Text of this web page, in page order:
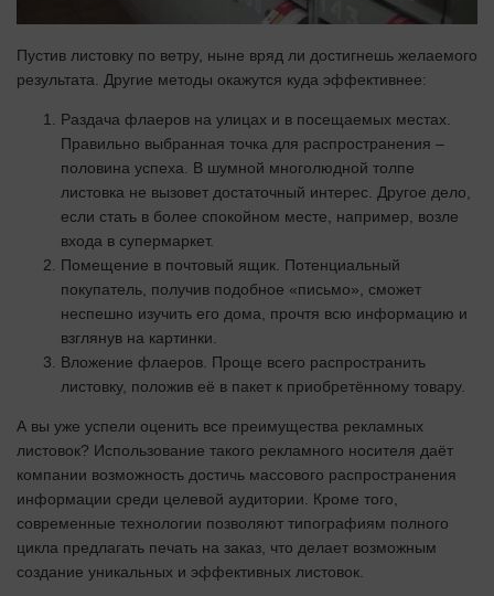
Пустив листовку по ветру, ныне вряд ли достигнешь желаемого
результата. Другие методы окажутся куда эффективнее:
Раздача флаеров на улицах и в посещаемых местах.
Правильно выбранная точка для распространения –
половина успеха. В шумной многолюдной толпе
листовка не вызовет достаточный интерес. Другое дело,
если стать в более спокойном месте, например, возле
входа в супермаркет.
Помещение в почтовый ящик. Потенциальный
покупатель, получив подобное «письмо», сможет
неспешно изучить его дома, прочтя всю информацию и
взглянув на картинки.
Вложение флаеров. Проще всего распространить
листовку, положив её в пакет к приобретённому товару.
А вы уже успели оценить все преимущества рекламных
листовок? Использование такого рекламного носителя даёт
компании возможность достичь массового распространения
информации среди целевой аудитории. Кроме того,
современные технологии позволяют типографиям полного
цикла предлагать печать на заказ, что делает возможным
создание уникальных и эффективных листовок.